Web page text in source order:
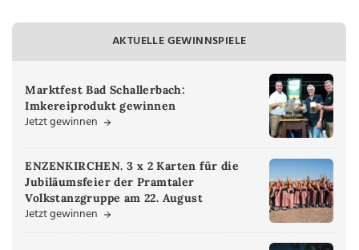
AKTUELLE GEWINNSPIELE
Marktfest Bad Schallerbach:
Imkereiprodukt gewinnen
Jetzt gewinnen
ENZENKIRCHEN. 3 x 2 Karten für die
Jubiläumsfeier der Pramtaler
Volkstanzgruppe am 22. August
Jetzt gewinnen